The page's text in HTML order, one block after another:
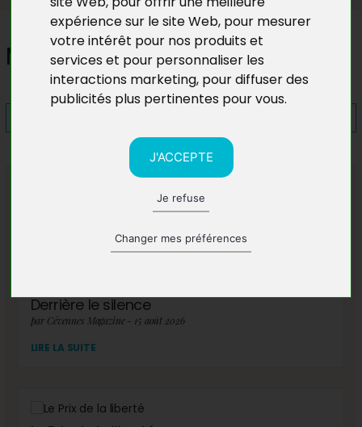
expérience sur le site Web, pour mesurer
votre intérêt pour nos produits et
services et pour personnaliser les
interactions marketing, pour diffuser des
publicités plus pertinentes pour vous.
J'ACCEPTE
Je refuse
Changer mes préférences
Mumure infini
A lire également
Derrière le silence
par Cévennes Magazine - 15 août 2026
LIRE LA SUITE